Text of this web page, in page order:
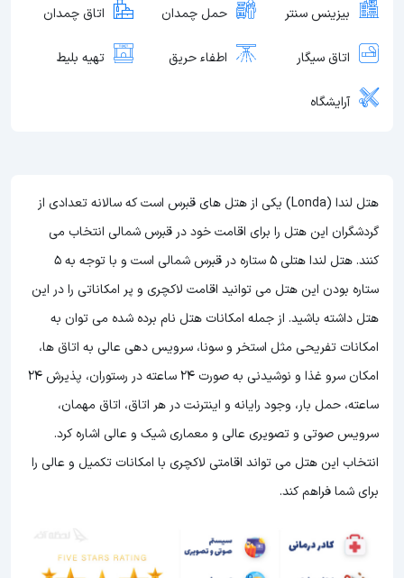
بیزینس سنتر حمل چمدان اتاق چمدان
اتاق سیگار اطفاء حریق تهیه بلیط
آرایشگاه
هتل لندا (Londa) یکی از هتل های قبرس است که سالانه تعدادی از
گردشگران این هتل را برای اقامت خود در قبرس شمالی انتخاب می
کنند. هتل لندا هتلی 5 ستاره در قبرس شمالی است و با توجه به 5
ستاره بودن این هتل می توانید اقامت لاکچری و پر امکاناتی را در این
هتل داشته باشید. از جمله امکانات هتل نام برده شده می توان به
امکانات تفریحی مثل استخر و سونا، سرویس دهی عالی به اتاق ها،
امکان سرو غذا و نوشیدنی به صورت 24 ساعته در رستوران، پذیرش 24
ساعته، حمل بار، وجود رایانه و اینترنت در هر اتاق، اتاق مهمان،
سرویس صوتی و تصویری عالی و معماری شیک و عالی اشاره کرد.
انتخاب این هتل می تواند اقامتی لاکچری با امکانات تکمیل و عالی را
برای شما فراهم کند.